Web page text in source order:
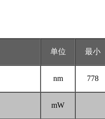
单位 最小
nm 778
mW